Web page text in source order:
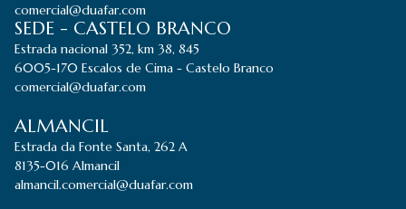
comercial@duafar.com
SEDE - CASTELO BRANCO
Estrada nacional 352, km 38, 845
6005-170 Escalos de Cima - Castelo Branco
comercial@duafar.com
ALMANCIL
Estrada da Fonte Santa, 262 A
8135-016 Almancil
almancil.comercial@duafar.com